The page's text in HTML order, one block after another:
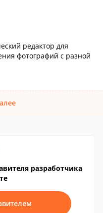
редактор для
фотографий с разной
разработчика